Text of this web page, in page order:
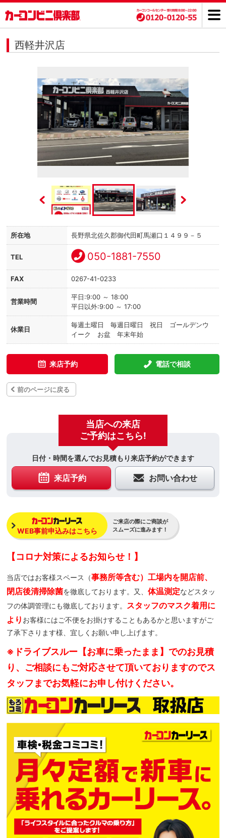
西軽井沢店
所在地 長野県北佐久郡御代田町馬瀬口１４９９－５
TEL 050-1881-7550
FAX 0267-41-0233
営業時間
平日:9:00 ～ 18:00
平日以外:9:00 ～ 17:00
休業日
毎週土曜日 毎週日曜日 祝日 ゴールデンウ
イーク お盆 年末年始
来店予約 電話で相談
前のページに戻る
当店への来店
ご予約はこちら!
日付・時間を選んでお見積もり来店予約ができます
来店予約 お問い合わせ
WEB事前申込みはこちら
ご来店の際にご商談が
スムーズに進みます！
【コロナ対策によるお知らせ！】
当店ではお客様スペース（事務所等含む）工場内を開店前、
閉店後清掃除菌を徹底しております。又、体温測定などスタッ
フの体調管理にも徹底しております。 スタッフのマスク着用に
より お客様にはご不便をお掛けすることもあるかと思いますがご
了承下さります様、宜しくお願い申し上げます。
※ドライブスルー【お車に乗ったまま】でのお見積
り、ご相談にもご対応させて頂いておりますのでス
タッフまでお気軽にお申し付けください。